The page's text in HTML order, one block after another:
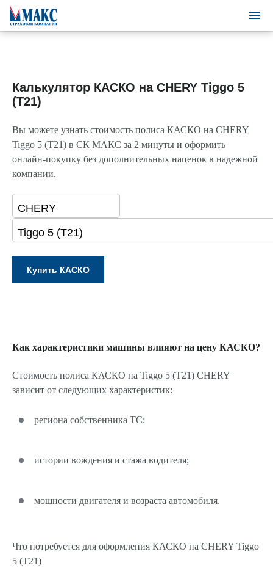
Калькулятор КАСКО на CHERY Tiggo 5
(T21)
Вы можете узнать стоимость полиса КАСКО на CHERY
Tiggo 5 (T21) в СК МАКС за 2 минуты и оформить
онлайн-покупку без дополнительных наценок в надежной
компании.
Как характеристики машины влияют на цену КАСКО?
Стоимость полиса КАСКО на Tiggo 5 (T21) CHERY
зависит от следующих характеристик:
региона собственника ТС;
истории вождения и стажа водителя;
мощности двигателя и возраста автомобиля.
Что потребуется для оформления КАСКО на CHERY Tiggo
5 (T21)